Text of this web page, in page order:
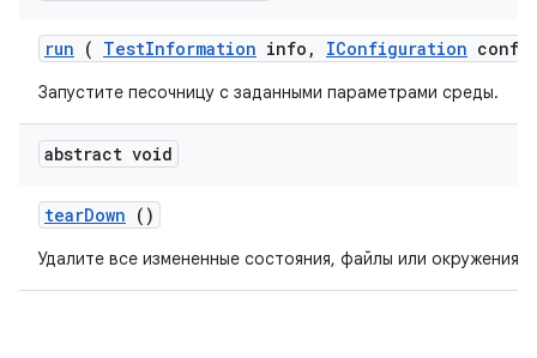
run ( TestInformation info , IConfiguration
Запустите песочницу с заданными параметрами среды.
abstract void
tearDown ()
Удалите все измененные состояния, файлы или окружения.